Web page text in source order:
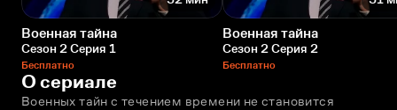
Военная тайна
Сезон 2 Серия 1
Бесплатно
Военная тайна
Сезон 2 Серия 2
Бесплатно
О сериале
Военных тайн с течением времени не становится